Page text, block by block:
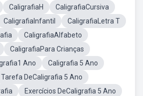
CaligrafiaH
CaligrafiaCursiva
CaligrafiaInfantil
CaligrafiaLetra T
CaligrafiaAlfabeto
CaligrafiaPara Crianças
Ano
Caligrafia 5 Ano
Tarefa DeCaligrafia 5 Ano
Exercícios DeCaligrafia 5 Ano